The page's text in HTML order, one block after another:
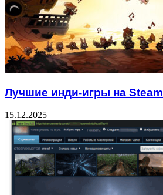
Лучшие инди-игры на Steam
15.12.2025